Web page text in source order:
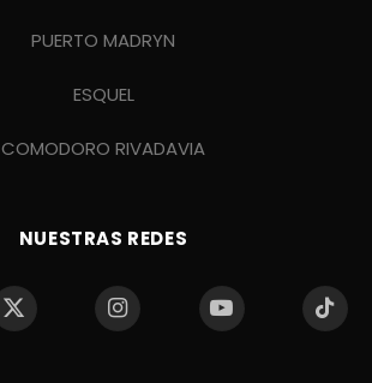
PUERTO MADRYN
ESQUEL
COMODORO RIVADAVIA
NUESTRAS REDES
X
Instagram YouTube